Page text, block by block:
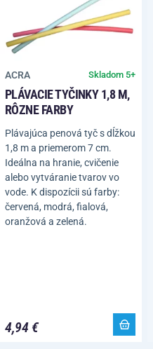
ACRA Skladom 5+
PLÁVACIE TYČINKY 1,8 M,
RÔZNE FARBY
Plávajúca penová tyč s dĺžkou
1,8 m a priemerom 7 cm.
Ideálna na hranie, cvičenie
alebo vytváranie tvarov vo
vode. K dispozícii sú farby:
červená, modrá, fialová,
oranžová a zelená.
4,94 €